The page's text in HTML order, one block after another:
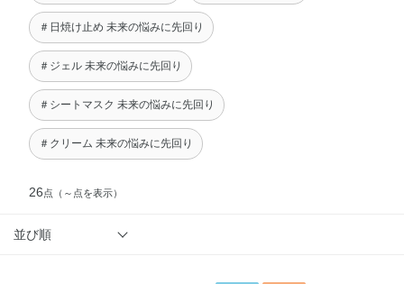
＃日焼け止め 未来の悩みに先回り
＃ジェル 未来の悩みに先回り
＃シートマスク 未来の悩みに先回り
＃クリーム 未来の悩みに先回り
26点 （～点を表示）
並び順